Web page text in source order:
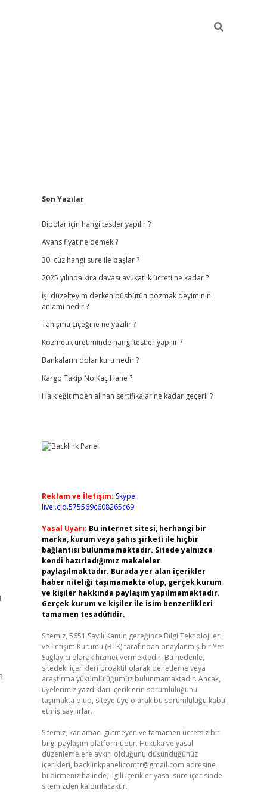
Sidebar
Son Yazılar
Bipolar için hangi testler yapılır ?
Avans fiyat ne demek ?
30. cüz hangi sure ile başlar ?
2025 yılında kira davası avukatlık ücreti ne kadar ?
İşi düzelteyim derken büsbütün bozmak deyiminin
anlamı nedir ?
Tanışma çiçeğine ne yazılır ?
Kozmetik üretiminde hangi testler yapılır ?
Bankaların dolar kuru nedir ?
Kargo Takip No Kaç Hane ?
Halk eğitimden alınan sertifikalar ne kadar geçerli ?
Reklam ve İletişim: Skype:
live:.cid.575569c608265c69
Yasal Uyarı: Bu internet sitesi, herhangi bir
marka, kurum veya şahıs şirketi ile hiçbir
bağlantısı bulunmamaktadır. Sitede yalnızca
kendi hazırladığımız makaleler
paylaşılmaktadır. Burada yer alan içerikler
haber niteliği taşımamakta olup, gerçek kurum
ve kişiler hakkında paylaşım yapılmamaktadır.
Gerçek kurum ve kişiler ile isim benzerlikleri
tamamen tesadüfidir.
Sitemiz, 5651 Sayılı Kanun gereğince Bilgi Teknolojileri
ve İletişim Kurumu (BTK) tarafından onaylanmış bir Yer
Sağlayıcı olarak hizmet vermektedir. Bu nedenle,
sitedeki içerikleri proaktif olarak denetleme veya
araştırma yükümlülüğümüz bulunmamaktadır. Ancak,
üyelerimiz yazdıkları içeriklerin sorumluluğunu
taşımakta olup, siteye üye olarak bu sorumluluğu kabul
etmiş sayılırlar.
Sitemiz, kar amacı gütmeyen ve tamamen ücretsiz bir
bilgi paylaşım platformudur. Hukuka ve yasal
düzenlemelere aykırı olduğunu düşündüğünüz
içerikleri, backlinkpanelicomtr@gmail.com adresine
bildirmeniz halinde, ilgili içerikler yasal süre içerisinde
sitemizden kaldırılacaktır.